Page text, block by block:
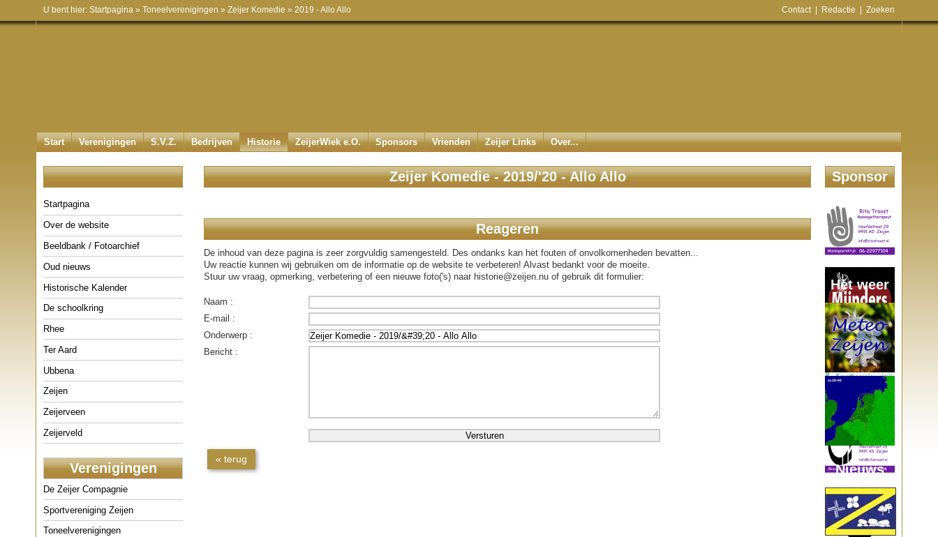
U bent hier: Startpagina » Toneelverenigingen » Zeijer Komedie » 2019 - Allo Allo Contact| Redactie Zoeken
Start Verenigingen S.V.Z. Bedrijven Historie ZeijerWiek e.O. Sponsors Vrienden Zeijer Links Over...
Startpagina
Over de website
Beeldbank / Fotoarchief
Oud nieuws
Historische Kalender
De schoolkring
Rhee
Ter Aard
Ubbena
Zeijen
Zeijerveen
Zeijerveld
Verenigingen
De Zeijer Compagnie
Sportvereniging Zeijen
Toneelverenigingen
Sponsor
Het weer
Nieuws
Zeijer Komedie - 2019/'20 - Allo Allo
Reageren
De inhoud van deze pagina is zeer zorgvuldig samengesteld. Des ondanks kan het fouten of onvolkomenheden bevatten...
Uw reactie kunnen wij gebruiken om de informatie op de website te verbeteren! Alvast bedankt voor de moeite.
Stuur uw vraag, opmerking, verbetering of een nieuwe foto('s) naar historie@zeijen.nu of gebruik dit formulier:
Naam :
E-mail :
Onderwerp :
Bericht :
« terug